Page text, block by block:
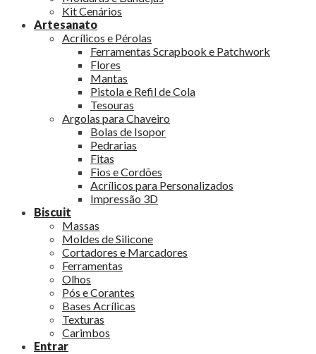
Kit Cenários
Artesanato
Acrílicos e Pérolas
Ferramentas Scrapbook e Patchwork
Flores
Mantas
Pistola e Refil de Cola
Tesouras
Argolas para Chaveiro
Bolas de Isopor
Pedrarias
Fitas
Fios e Cordões
Acrílicos para Personalizados
Impressão 3D
Biscuit
Massas
Moldes de Silicone
Cortadores e Marcadores
Ferramentas
Olhos
Pós e Corantes
Bases Acrílicas
Texturas
Carimbos
Entrar